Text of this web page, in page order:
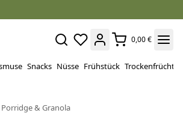
0,00 €
Snacks Nüsse Frühstück Trockenfrüchte
& Granola